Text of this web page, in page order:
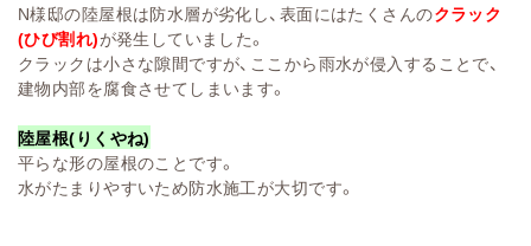
N様邸の陸屋根は防水層が劣化し、表面にはたくさんのクラック
(ひび割れ)が発生していました。
クラックは小さな隙間ですが、ここから雨水が侵入することで、
建物内部を腐食させてしまいます。
陸屋根(りくやね)
平らな形の屋根のことです。
水がたまりやすいため防水施工が大切です。